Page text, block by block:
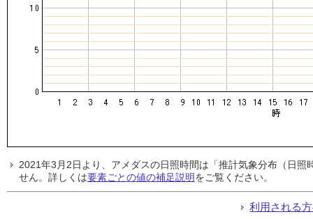
2021年3月2日より、アメダスの日照時間は「推計気象分布（日
せん。詳しくは要素ごとの値の補足説明をご覧ください。
利用される